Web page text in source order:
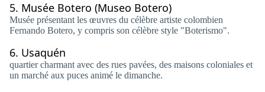
5. Musée Botero (Museo Botero)
Musée présentant les œuvres du célèbre artiste colombien
Fernando Botero, y compris son célèbre style "Boterismo".
6. Usaquén
quartier charmant avec des rues pavées, des maisons coloniales et
un marché aux puces animé le dimanche.